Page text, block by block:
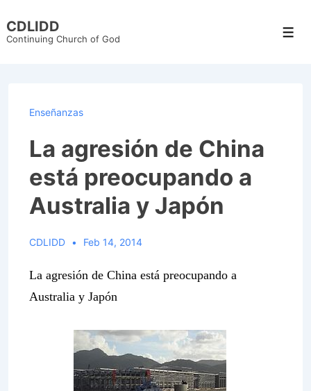
Skip
CDLIDD
Continuing Church of God
Enseñanzas
La agresión de China
está preocupando a
Australia y Japón
CDLIDD Feb 14, 2014
La agresión de China está preocupando a
Australia y Japón